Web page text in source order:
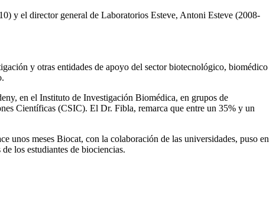
y el director general de Laboratorios Esteve, Antoni Esteve (2008-
y otras entidades de apoyo del sector biotecnológico, biomédico
en el Instituto de Investigación Biomédica, en grupos de
Científicas (CSIC). El Dr. Fibla, remarca que entre un 35% y un
unos meses Biocat, con la colaboración de las universidades, puso en
los estudiantes de biociencias.